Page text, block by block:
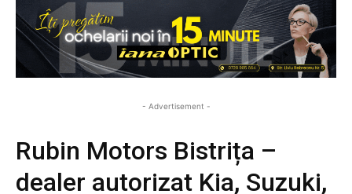
- Advertisement -
Rubin Motors Bistrița –
dealer autorizat Kia, Suzuki,